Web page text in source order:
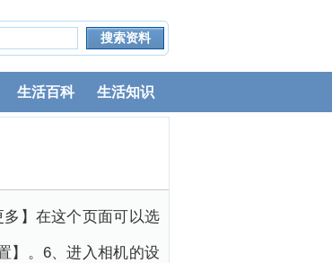
生活百科 生活知识
】在这个页面可以选
】。6、进入相机的设